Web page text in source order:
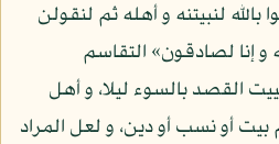
بالله لنبيتنه و أهله ثم لنقولن
إنا لصادقون» التقاسم
القصد بالسوء ليلا، و أهل
أو نسب أو دين، و لعل المراد